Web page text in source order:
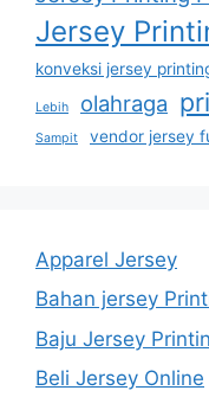
Jersey
konveksi jersey
Lebih olahraga
Sampit vendor jersey
Apparel Jersey
Bahan jersey
Baju Jersey
Beli Jersey Online